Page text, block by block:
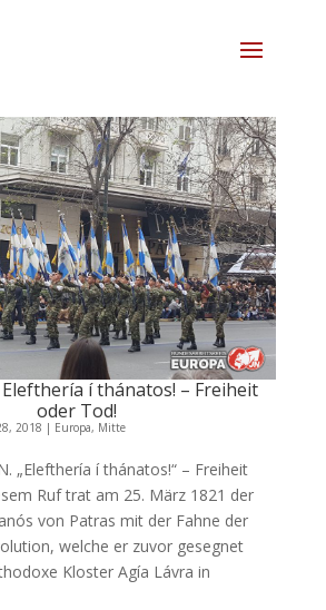
Elefthería í thánatos! – Freiheit
oder Tod!
2018 | Europa, Mitte
„Elefthería í thánatos!“ – Freiheit
Ruf trat am 25. März 1821 der
von Patras mit der Fahne der
welche er zuvor gesegnet
Kloster Agía Lávra in